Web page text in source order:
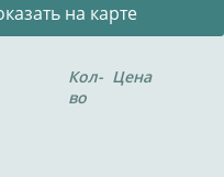
на карте
Кол-
во
Цена